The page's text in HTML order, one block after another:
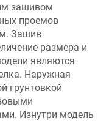
зашивом
проемов
Зашив
размера и
являются
Наружная
грунтовкой
Изнутри модель